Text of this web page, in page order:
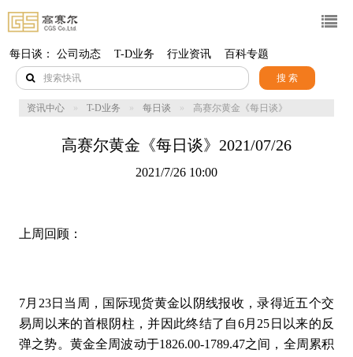
每日谈： 公司动态 T-D业务 行业资讯 百科专题
搜 索
资讯中心 T-D业务 每日谈
高赛尔黄金《每日谈》
高赛尔黄金《每日谈》2021/07/26
2021/7/26 10:00
上周回顾：
7月23日当周，国际现货黄金以阴线报收，录得近五个交
易周以来的首根阴柱，并因此终结了自6月25日以来的反
弹之势。黄金全周波动于1826.00-1789.47之间，全周累积